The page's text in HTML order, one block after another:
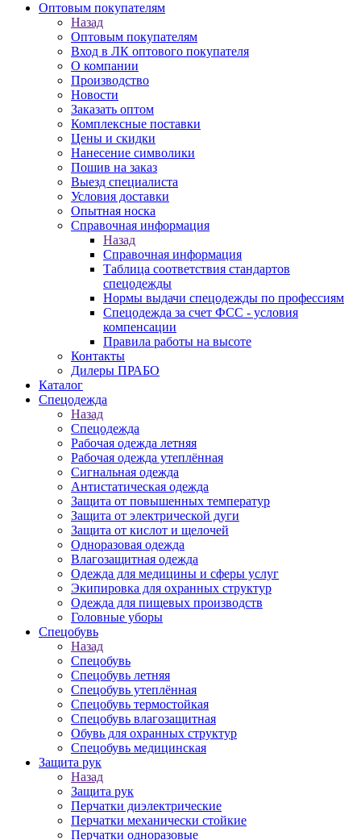
Оптовым покупателям
Назад
Оптовым покупателям
Вход в ЛК оптового покупателя
О компании
Производство
Новости
Заказать оптом
Комплексные поставки
Цены и скидки
Нанесение символики
Пошив на заказ
Выезд специалиста
Условия доставки
Опытная носка
Справочная информация
Назад
Справочная информация
Таблица соответствия стандартов
спецодежды
Нормы выдачи спецодежды по профессиям
Спецодежда за счет ФСС - условия
компенсации
Правила работы на высоте
Контакты
Дилеры ПРАБО
Каталог
Спецодежда
Назад
Спецодежда
Рабочая одежда летняя
Рабочая одежда утеплённая
Сигнальная одежда
Антистатическая одежда
Защита от повышенных температур
Защита от электрической дуги
Защита от кислот и щелочей
Одноразовая одежда
Влагозащитная одежда
Одежда для медицины и сферы услуг
Экипировка для охранных структур
Одежда для пищевых производств
Головные уборы
Спецобувь
Назад
Спецобувь
Спецобувь летняя
Спецобувь утеплённая
Спецобувь термостойкая
Спецобувь влагозащитная
Обувь для охранных структур
Спецобувь медицинская
Защита рук
Назад
Защита рук
Перчатки диэлектрические
Перчатки механически стойкие
Перчатки одноразовые